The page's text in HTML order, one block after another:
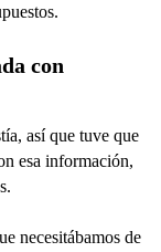
con
así que tuve que
esa información,
necesitábamos de